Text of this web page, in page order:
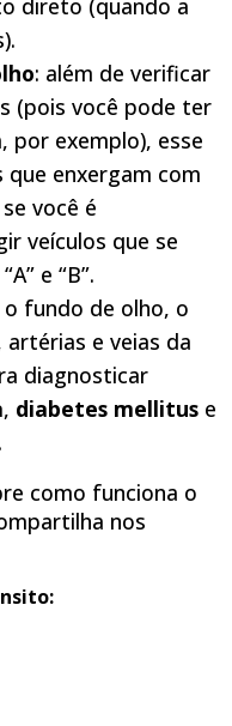
direto (quando a
: além de verificar
(pois você pode ter
por exemplo), esse
que enxergam com
você é
veículos que se
e “B”.
o fundo de olho, o
artérias e veias da
diagnosticar
, diabetes mellitus e
como funciona o
nos